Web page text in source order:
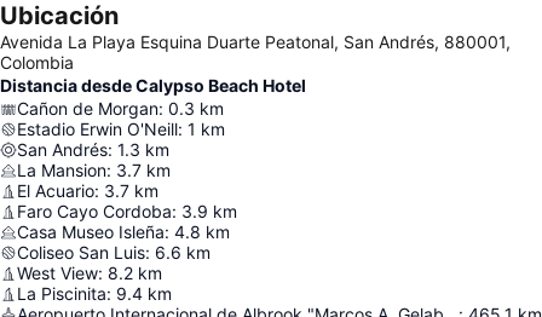
Ubicación
Avenida La Playa Esquina Duarte Peatonal, San Andrés, 880001,
Colombia
Distancia desde Calypso Beach Hotel
Cañon de Morgan: 0.3 km
Estadio Erwin O'Neill: 1 km
San Andrés: 1.3 km
La Mansion: 3.7 km
El Acuario: 3.7 km
Faro Cayo Cordoba: 3.9 km
Casa Museo Isleña: 4.8 km
Coliseo San Luis: 6.6 km
West View: 8.2 km
La Piscinita: 9.4 km